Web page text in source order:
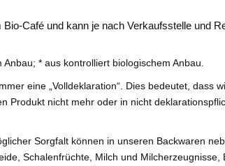
Café und kann je nach Verkaufsstelle und
* aus kontrolliert biologischem Anbau.
eine „Volldeklaration“. Dies bedeutet, dass
Produkt nicht mehr oder in nicht
Sorgfalt können in unseren Backwaren
Schalenfrüchte, Milch und Milcherzeugnisse,